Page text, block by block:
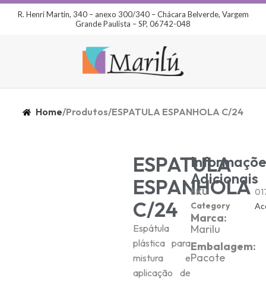
R. Henri Martin, 340 – anexo 300/340 – Chácara Belverde, Vargem
Grande Paulista – SP, 06742-048
Home/Produtos/ESPATULA ESPANHOLA C/24
ESPATULA
ESPANHOLA
C/24
Espátula
plástica para
mistura e
aplicação de
Adicionais
SKU
Category
Marca:
Marilu
Embalagem:
Pacote